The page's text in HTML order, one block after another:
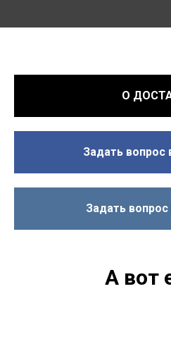
О
Задать вопрос
Задать вопрос
А вот